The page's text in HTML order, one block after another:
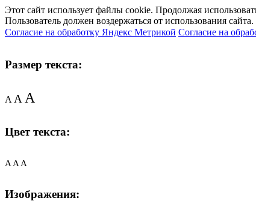
Этот сайт использует файлы cookie. Продолжая
Пользователь должен воздержаться от использования сайта.
Согласие на обработку Яндекс Метрикой Согласие на
Размер текста:
AAA
Цвет текста:
A A A
Изображения: